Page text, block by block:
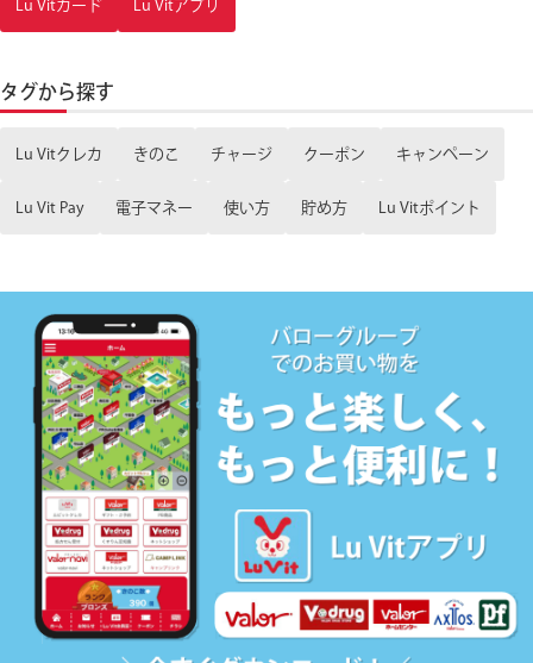
Lu Vitカード Lu Vitアプリ
タグから探す
Lu Vitクレカ きのこ チャージ クーポン キャンペーン
Lu Vit Pay 電子マネー 使い方 貯め方 Lu Vitポイント